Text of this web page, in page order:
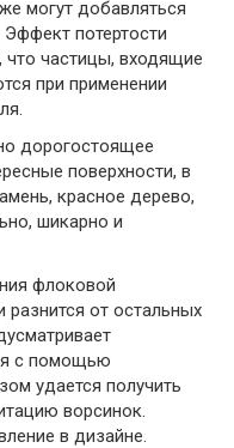
могут добавляться
потертости
что частицы, входящие
при применении
дорогостоящее
поверхности, в
красное дерево,
шикарно и
флоковой
разнится от остальных
с помощью
удается получить
ворсинок.
в дизайне.